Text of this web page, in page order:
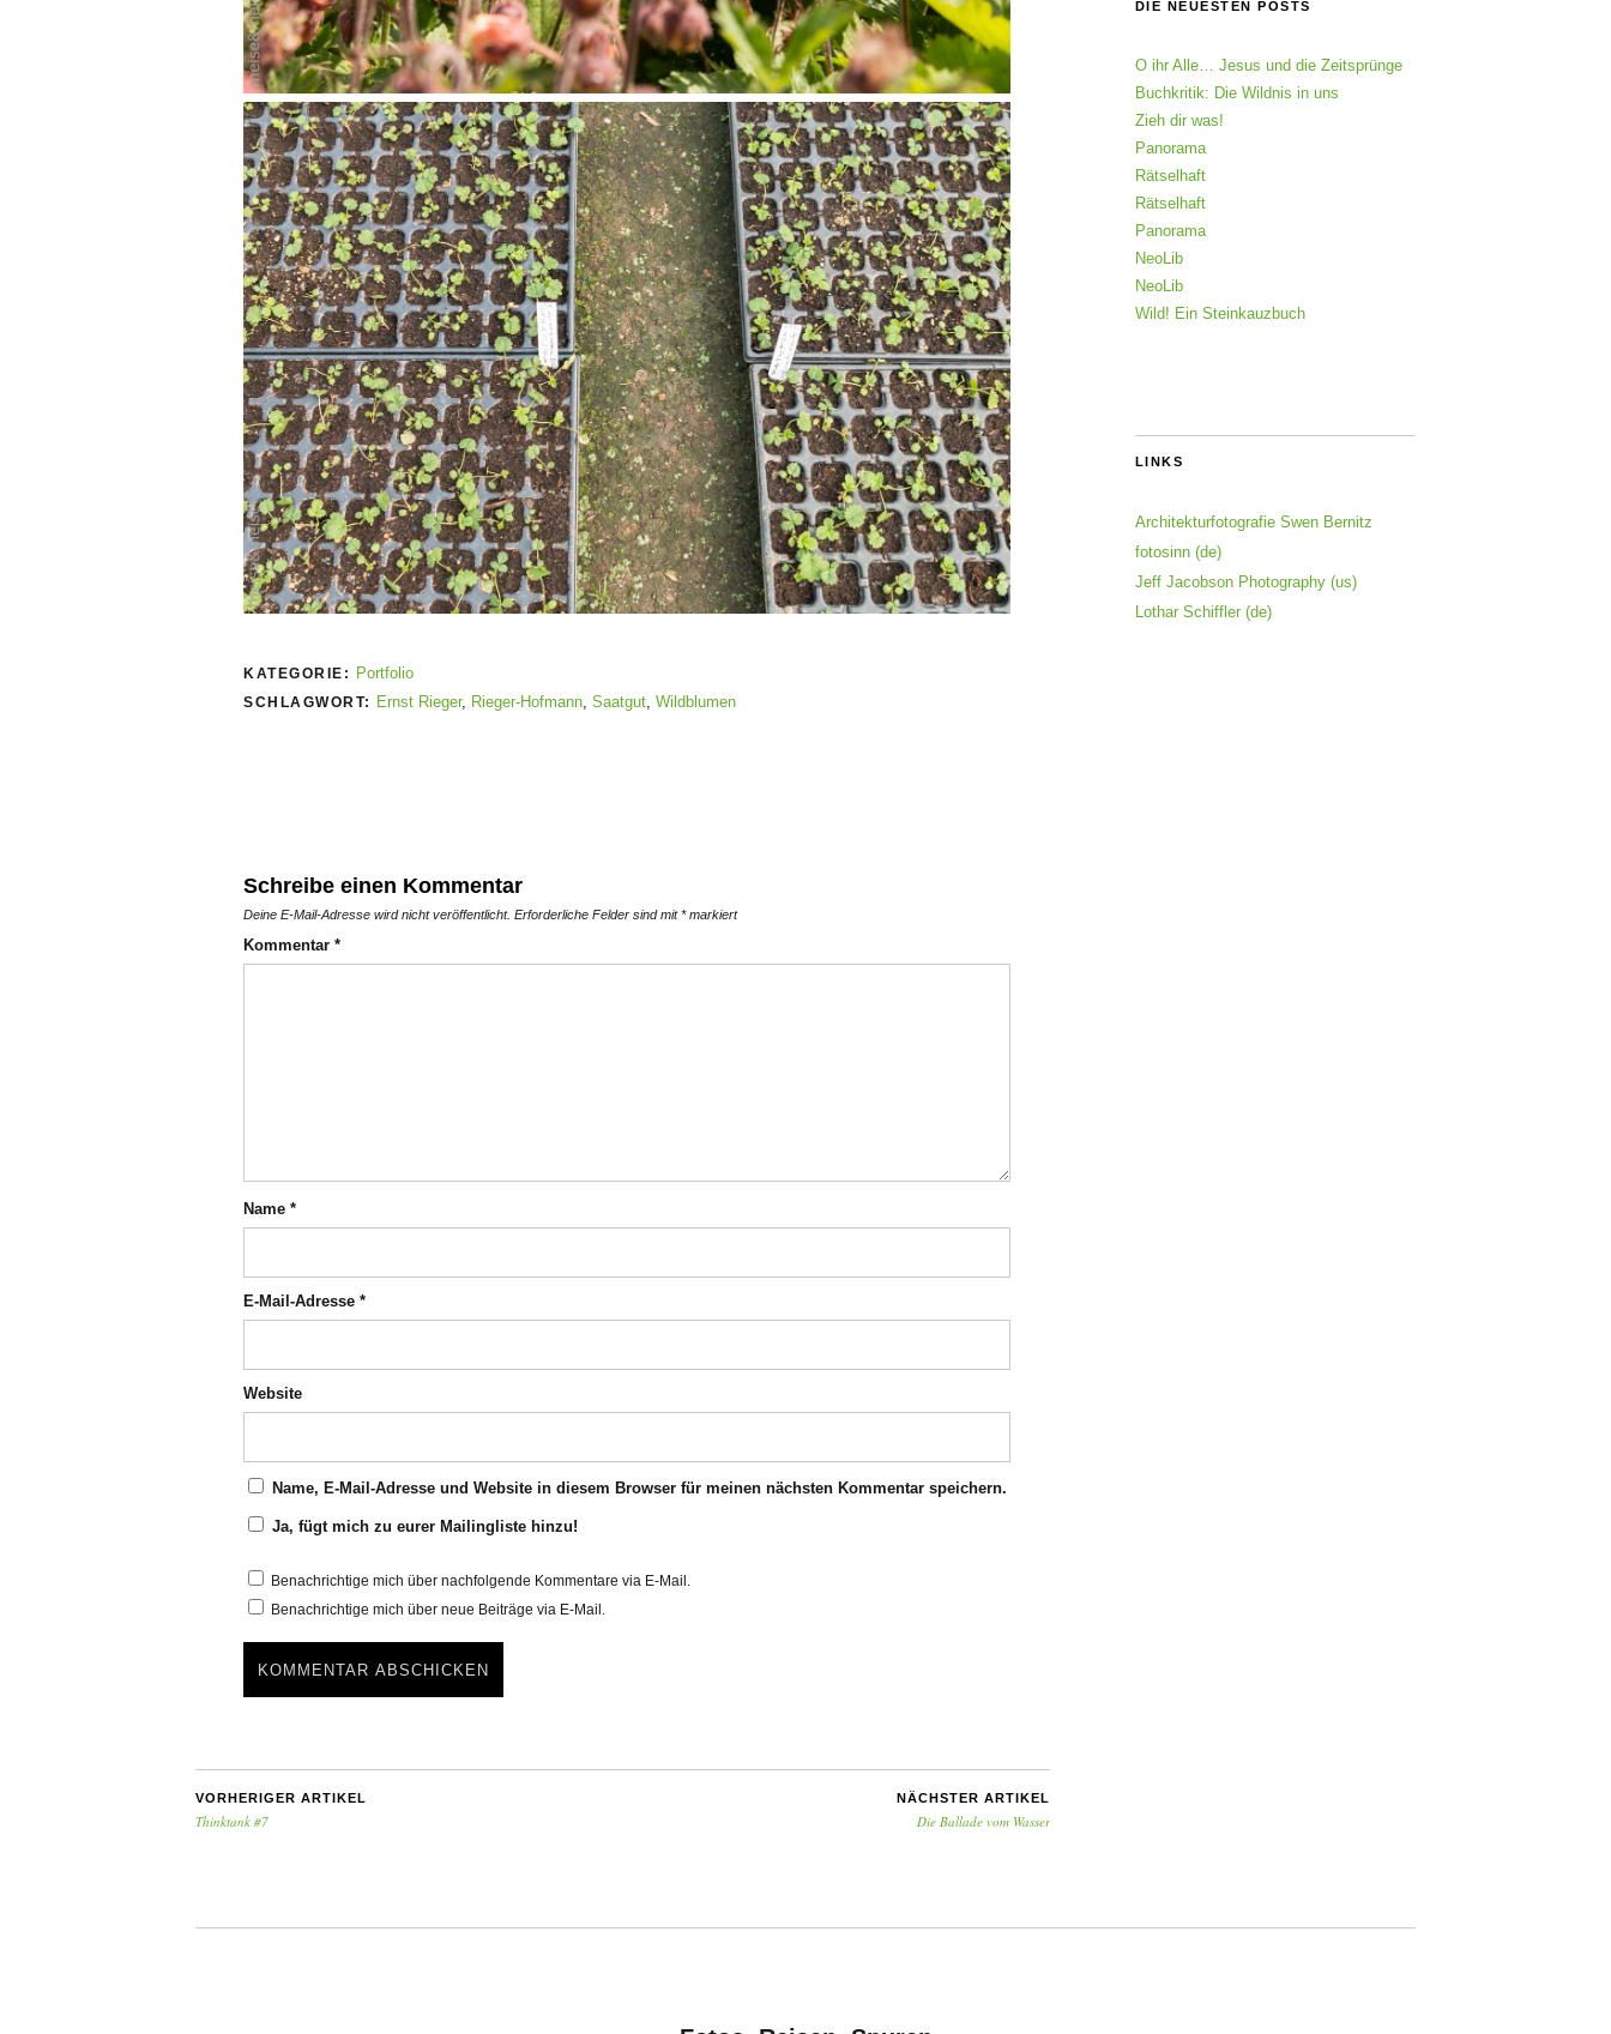
KATEGORIE: Portfolio
SCHLAGWORT: Ernst Rieger, Rieger-Hofmann Saatgut Wildblumen
Schreibe einen Kommentar
Deine E-Mail-Adresse wird nicht veröffentlicht. Erforderliche Felder sind mit*markiert
Kommentar *
Name *
E-Mail-Adresse *
Website
Name, E-Mail-Adresse und Website in diesem Browser für meinen nächsten Kommentar speichern.
Ja, fügt mich zu eurer Mailingliste hinzu!
Benachrichtige mich über nachfolgende Kommentare via E-Mail.
Benachrichtige mich über neue Beiträge via E-Mail.
VORHERIGER ARTIKEL
Thinktank #7
NÄCHSTER ARTIKEL
Die Ballade vom Wasser
DIE NEUESTEN POSTS
O ihr Alle… Jesus und die Zeitsprünge
Buchkritik: Die Wildnis in uns
Zieh dir was!
Panorama
Rätselhaft
Rätselhaft
Panorama
NeoLib
NeoLib
Wild! Ein Steinkauzbuch
LINKS
Architekturfotografie Swen Bernitz
fotosinn (de)
Jeff Jacobson Photography (us)
Lothar Schiffler (de)